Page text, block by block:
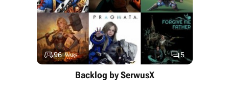
5
96
Backlog by SerwusX